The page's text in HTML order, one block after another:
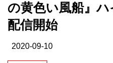
の黄色い風船』
配信開始
2020-09-10